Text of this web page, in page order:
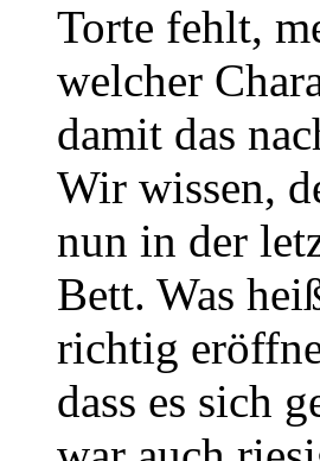
Torte fehlt,
welcher
damit das
Wir wissen,
nun in der
Bett. Was
richtig
dass es sich